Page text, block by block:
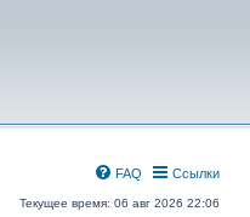
Ссылки
FAQ
Текущее время: 06 авг 2026 22:06